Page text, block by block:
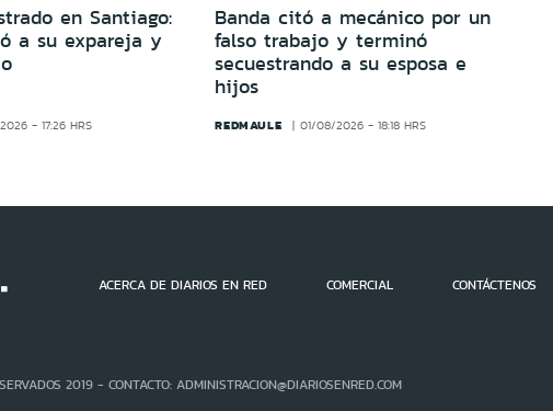
en Santiago:
a su expareja y
- 17:26 HRS
Banda citó a mecánico por un
falso trabajo y terminó
secuestrando a su esposa e
hijos
REDMAULE 01/08/2026 - 18:18 HRS
ACERCA DE DIARIOS EN RED COMERCIAL CONTÁCTENOS
2019 - CONTACTO: ADMINISTRACION@DIARIOSENRED.COM